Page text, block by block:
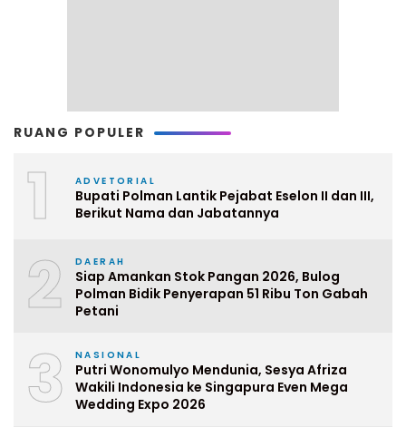
RUANG POPULER
1 ADVETORIAL
Bupati Polman Lantik Pejabat Eselon II dan III,
Berikut Nama dan Jabatannya
2 DAERAH
Siap Amankan Stok Pangan 2026, Bulog
Polman Bidik Penyerapan 51 Ribu Ton Gabah
Petani
3 NASIONAL
Putri Wonomulyo Mendunia, Sesya Afriza
Wakili Indonesia ke Singapura Even Mega
Wedding Expo 2026